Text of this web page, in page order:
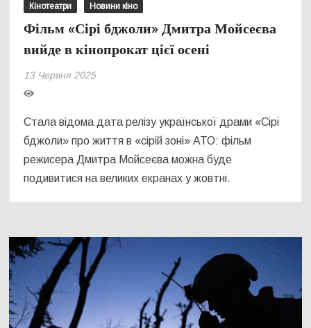
Кінотеатри Новини кіно
Фільм «Сірі бджоли» Дмитра Мойсеєва
вийде в кінопрокат цієї осені
13 Червня 2025
Стала відома дата релізу української драми «Сірі
бджоли» про життя в «сірій зоні» АТО: фільм
режисера Дмитра Мойсеєва можна буде
подивитися на великих екранах у жовтні.